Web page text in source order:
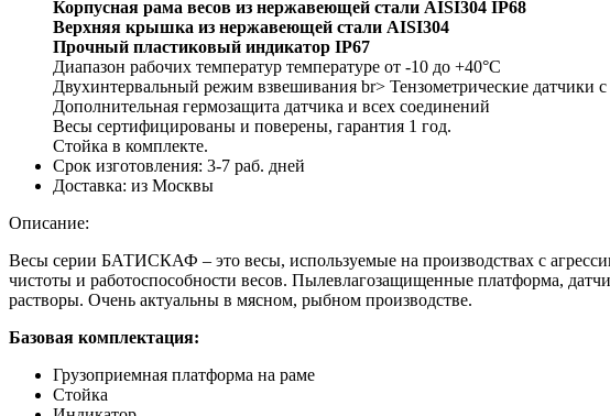
Корпусная рама весов из нержавеющей стали AISI304 IP68
Верхняя крышка из нержавеющей стали AISI304
Прочный пластиковый индикатор IP67
Диапазон рабочих температур температуре от -10 до +40°С
Двухинтервальный режим взвешивания br> Тензометрические датчики
Дополнительная гермозащита датчика и всех соединений
Весы сертифицированы и поверены, гарантия 1 год.
Стойка в комплекте.
Срок изготовления: 3-7 раб. дней
Доставка: из Москвы
Описание:
Весы серии БАТИСКАФ – это весы, используемые на производствах с
чистоты и работоспособности весов. Пылевлагозащищенные платформа,
растворы. Очень актуальны в мясном, рыбном производстве.
Базовая комплектация:
Грузоприемная платформа на раме
Стойка